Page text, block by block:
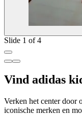
Slide 1 of 4
Vind adidas
Verken het center
iconische merken en